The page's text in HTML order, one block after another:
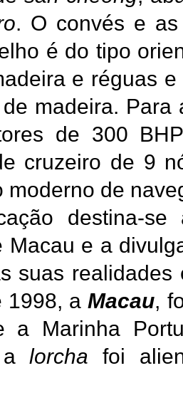
. O convés e
é do tipo
e réguas
madeira.
de 300
cruzeiro de 9
moderno de
destina-
Macau e a
suas
1998, aMacau,
a Marinha
alorcha foi